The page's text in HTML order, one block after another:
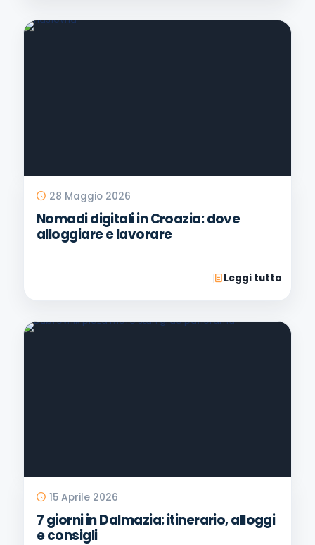
28 Maggio 2026
Nomadi digitali in Croazia: dove
alloggiare e lavorare
Leggi tutto
15 Aprile 2026
7 giorni in Dalmazia: itinerario, alloggi
e consigli